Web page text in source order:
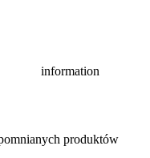
information
produktów